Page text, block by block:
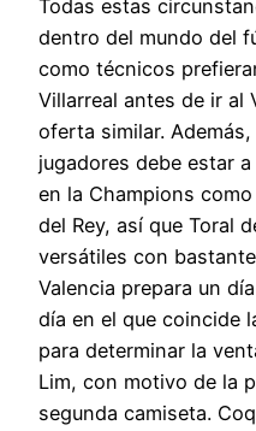
Todas estas
dentro del mundo del
como técnicos
Villarreal antes de ir al
oferta similar.
jugadores debe estar
en la Champions
del Rey, así que Toral
versátiles con
Valencia prepara un
día en el que coincide
para determinar la
Lim, con motivo de la
segunda camiseta.